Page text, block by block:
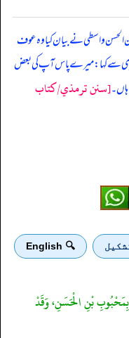
الحسن واسطی نے بیان کیا وہ عوف
سے کہا: میرے پاس آپ کی بعض
[سنن ترمذي/کتاب
🔍 English
بْنِ الْحَسَنِ، وَقَدْ